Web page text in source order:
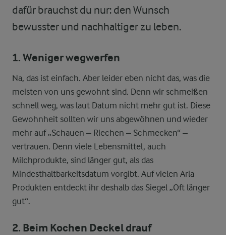
dafür brauchst du nur: den Wunsch
bewusster und nachhaltiger zu leben.
1. Weniger wegwerfen
Na, das ist einfach. Aber leider eben nicht das, was die
meisten von uns gewohnt sind. Denn wir schmeißen
schnell weg, was laut Datum nicht mehr gut ist. Diese
Gewohnheit sollten wir uns abgewöhnen und wieder
mehr auf „Schauen – Riechen – Schmecken“ –
vertrauen. Denn viele Lebensmittel, auch
Milchprodukte, sind länger gut, als das
Mindesthaltbarkeitsdatum vorgibt. Auf vielen Arla
Produkten entdeckt ihr deshalb das Siegel „Oft länger
gut“.
2. Beim Kochen Deckel drauf